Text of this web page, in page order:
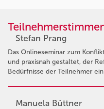
Stefan Prang
Das Onlineseminar zum
und praxisnah gestaltet, der
Bedürfnisse der Teilnehmer
Manuela Büttner